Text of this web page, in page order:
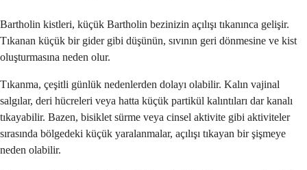
Bartholin kistleri, küçük Bartholin bezinizin açılışı tıkanınca gelişir.
Tıkanan küçük bir gider gibi düşünün, sıvının geri dönmesine ve kist
oluşturmasına neden olur.
Tıkanma, çeşitli günlük nedenlerden dolayı olabilir. Kalın vajinal
salgılar, deri hücreleri veya hatta küçük partikül kalıntıları dar kanalı
tıkayabilir. Bazen, bisiklet sürme veya cinsel aktivite gibi aktiviteler
sırasında bölgedeki küçük yaralanmalar, açılışı tıkayan bir şişmeye
neden olabilir.